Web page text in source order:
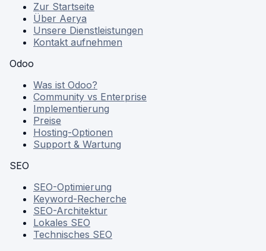
Zur Startseite
Über Aerya
Unsere Dienstleistungen
Kontakt aufnehmen
Odoo
Was ist Odoo?
Community vs Enterprise
Implementierung
Preise
Hosting-Optionen
Support & Wartung
SEO
SEO-Optimierung
Keyword-Recherche
SEO-Architektur
Lokales SEO
Technisches SEO